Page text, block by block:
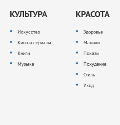
КУЛЬТУРА
Искусство
Кино и сериалы
Книги
Музыка
КРАСОТА
Здоровье
Макияж
Показы
Похудение
Стиль
Уход